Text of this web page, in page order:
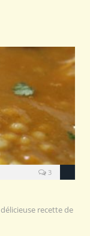
3
recette de